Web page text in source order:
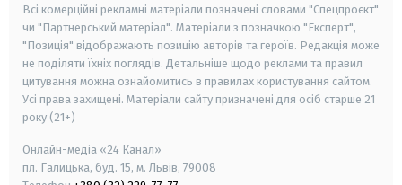
Всі комерційні рекламні матеріали позначені словами "Спецпроєкт"
чи "Партнерський матеріал". Матеріали з позначкою "Експерт",
"Позиція" відображають позицію авторів та героїв. Редакція може
не поділяти їхніх поглядів. Детальніше щодо реклами та правил
цитування можна ознайомитись в правилах користування сайтом.
Усі права захищені. Матеріали сайту призначені для осіб старше 21
року (21+)
Онлайн-медіа «24 Канал»
пл. Галицька, буд. 15, м. Львів, 79008